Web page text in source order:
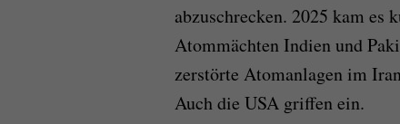
abzuschrecken. 2025 kam es
Atommächten Indien und
zerstörte Atomanlagen im
Auch die USA griffen ein.